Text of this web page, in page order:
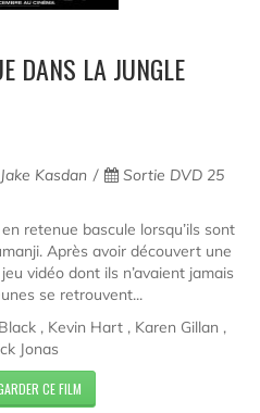
DANS LA JUNGLE
Jake Kasdan
Sortie DVD 25
retenue bascule lorsqu’ils sont
Après avoir découvert une
vidéo dont ils n’avaient jamais
se retrouvent...
, Kevin Hart , Karen Gillan ,
Jonas
CE FILM